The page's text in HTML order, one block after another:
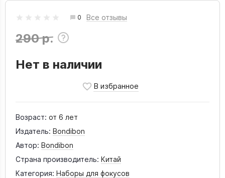
0 Все отзывы
290 р.
Нет в наличии
Возраст: от 6 лет
Издатель: Bondibon
Автор: Bondibon
Страна производитель: Китай
Категория: Наборы для фокусов